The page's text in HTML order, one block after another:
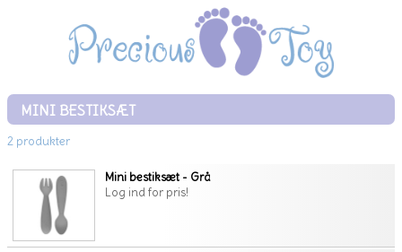
MINI BESTIKSÆT
2 produkter
Mini bestiksæt - Grå
Log ind for pris!